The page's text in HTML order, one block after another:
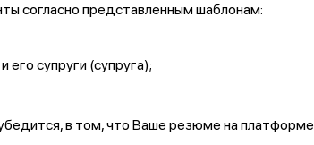
согласно представленным шаблонам:
супруги (супруга);
в том, что Ваше резюме на платформе